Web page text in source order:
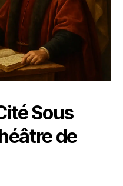
Sous
de